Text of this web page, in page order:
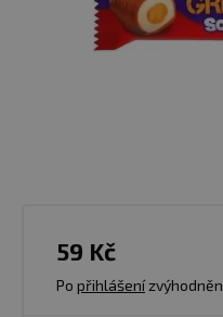
59 Kč
Po přihlášení